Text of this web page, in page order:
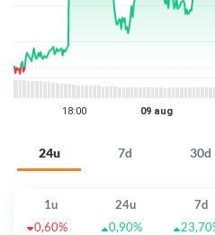
24u 7d 30d
1u 24u 7d
0,60%
0,90%